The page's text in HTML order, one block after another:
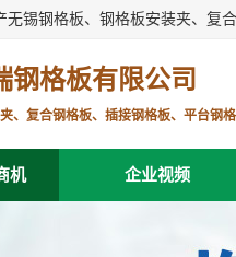
锡钢格板、钢格板安装夹、复
钢格板有限公司
、复合钢格板、插接钢格板、平台钢
机 企业视频